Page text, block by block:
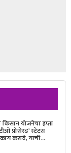
किसान योजनेचा हप्ता
प्रोसेस्ड’ स्टेटस
करावे, याची